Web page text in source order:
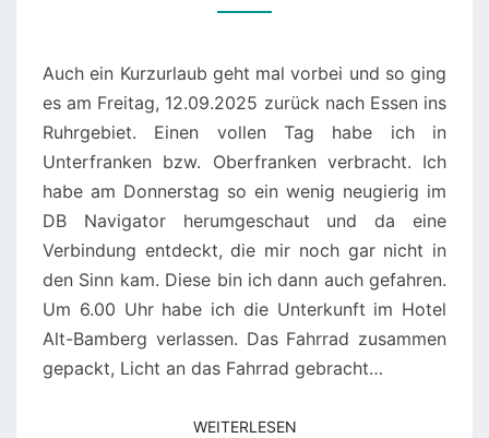
ESSEN
Auch ein Kurzurlaub geht mal vorbei und so ging
es am Freitag, 12.09.2025 zurück nach Essen ins
Ruhrgebiet. Einen vollen Tag habe ich in
Unterfranken bzw. Oberfranken verbracht. Ich
habe am Donnerstag so ein wenig neugierig im
DB Navigator herumgeschaut und da eine
Verbindung entdeckt, die mir noch gar nicht in
den Sinn kam. Diese bin ich dann auch gefahren.
Um 6.00 Uhr habe ich die Unterkunft im Hotel
Alt-Bamberg verlassen. Das Fahrrad zusammen
gepackt, Licht an das Fahrrad gebracht…
WEITERLESENWEITERLESEN